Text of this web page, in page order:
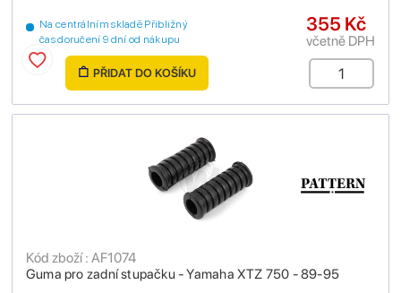
Na centrálním skladě Přibližný
čas doručení 9 dní od nákupu
355 Kč
včetně DPH
PŘIDAT DO KOŠÍKU
Guma pro zadní stupačku - Yamaha XTZ 750 - 89-95
Kód zboží : AF1074